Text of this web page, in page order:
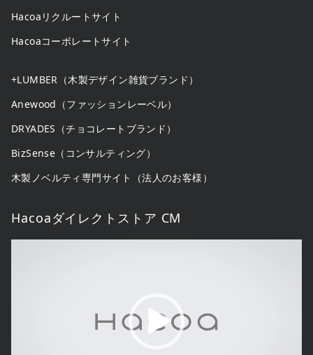
Hacoaリクルートサイト
Hacoaコーポレートサイト
+LUMBER（木製デザイン雑貨ブランド）
Anewood（ファッションレーベル）
DRYADES（チョコレートブランド）
BizSense（コンサルティング）
木製ノベルティ専門サイト（法人のお客様）
Hacoaダイレクトストア CM